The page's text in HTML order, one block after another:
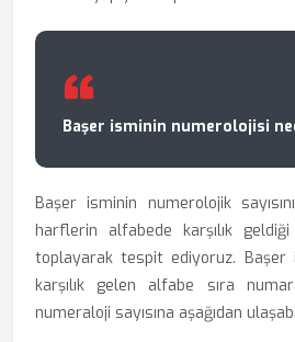
Başer isminin numerolojisi
Başer isminin numerolojik
harflerin alfabede karşılık
toplayarak tespit ediyoruz. Başer
karşılık gelen alfabe sıra
numeraloji sayısına aşağıdan